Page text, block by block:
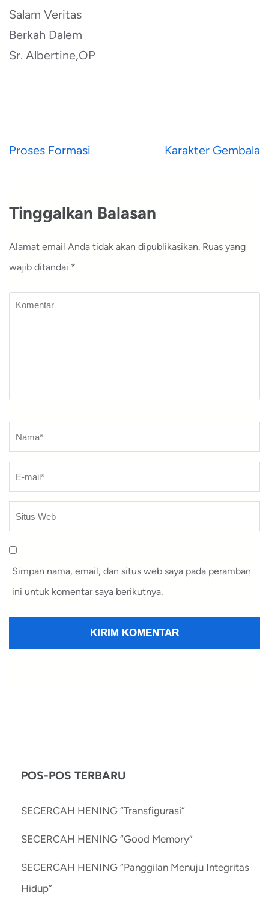
Salam Veritas
Berkah Dalem
Sr. Albertine,OP
Navigasi
Proses Formasi Karakter Gembala
Tinggalkan Balasan
Alamat email Anda tidak akan dipublikasikan. Ruas yang
wajib ditandai *
Komentar
Nama
Simpan nama, email, dan situs web saya pada peramban
ini untuk komentar saya berikutnya.
POS-POS TERBARU
SECERCAH HENING “Transfigurasi”
SECERCAH HENING “Good Memory”
SECERCAH HENING “Panggilan Menuju Integritas
Hidup”